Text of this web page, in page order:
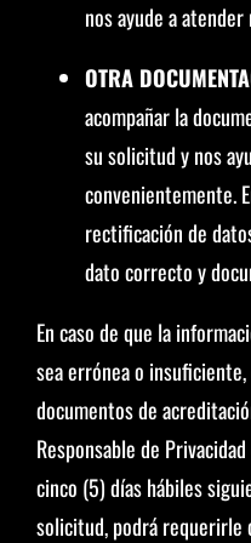
nos ayude a
OTRA
acompañar la
su solicitud y nos
convenientemente.
rectificación de
dato correcto y
En caso de que la
sea errónea o
documentos de
Responsable de
cinco (5) días hábiles
solicitud, podrá requerirle